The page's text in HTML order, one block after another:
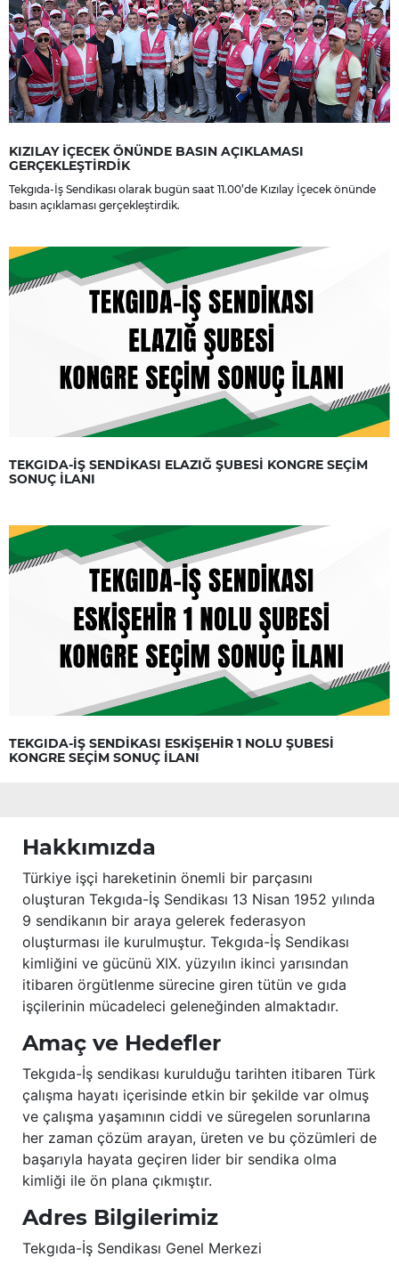
KIZILAY İÇECEK ÖNÜNDE BASIN AÇIKLAMASI
GERÇEKLEŞTİRDİK
Tekgıda-İş Sendikası olarak bugün saat 11.00’de Kızılay İçecek önünde
basın açıklaması gerçekleştirdik.
TEKGIDA-İŞ SENDİKASI ELAZIĞ ŞUBESİ KONGRE SEÇİM
SONUÇ İLANI
TEKGIDA-İŞ SENDİKASI ESKİŞEHİR 1 NOLU ŞUBESİ
KONGRE SEÇİM SONUÇ İLANI
Hakkımızda
Türkiye işçi hareketinin önemli bir parçasını
oluşturan Tekgıda-İş Sendikası 13 Nisan 1952 yılında
9 sendikanın bir araya gelerek federasyon
oluşturması ile kurulmuştur. Tekgıda-İş Sendikası
kimliğini ve gücünü XIX. yüzyılın ikinci yarısından
itibaren örgütlenme sürecine giren tütün ve gıda
işçilerinin mücadeleci geleneğinden almaktadır.
Amaç ve Hedefler
Tekgıda-İş sendikası kurulduğu tarihten itibaren Türk
çalışma hayatı içerisinde etkin bir şekilde var olmuş
ve çalışma yaşamının ciddi ve süregelen sorunlarına
her zaman çözüm arayan, üreten ve bu çözümleri de
başarıyla hayata geçiren lider bir sendika olma
kimliği ile ön plana çıkmıştır.
Adres Bilgilerimiz
Tekgıda-İş Sendikası Genel Merkezi